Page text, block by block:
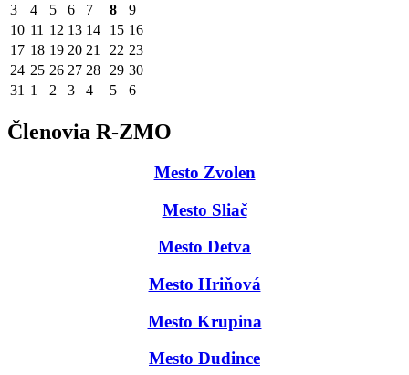
3
4 5 6 7 8
9
10 11 12 13 14 15 16
17 18 19 20 21 22 23
24 25 26 27 28 29 30
31 1 2 3 4 5 6
Členovia R-ZMO
Mesto Zvolen
Mesto Sliač
Mesto Detva
Mesto Hriňová
Mesto Krupina
Mesto Dudince